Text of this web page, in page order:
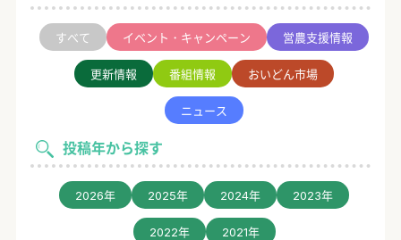
すべて イベント・キャンペーン 営農支援情報
更新情報 番組情報 おいどん市場
ニュース
投稿年から探す
2026年 2025年 2024年 2023年
2022年 2021年